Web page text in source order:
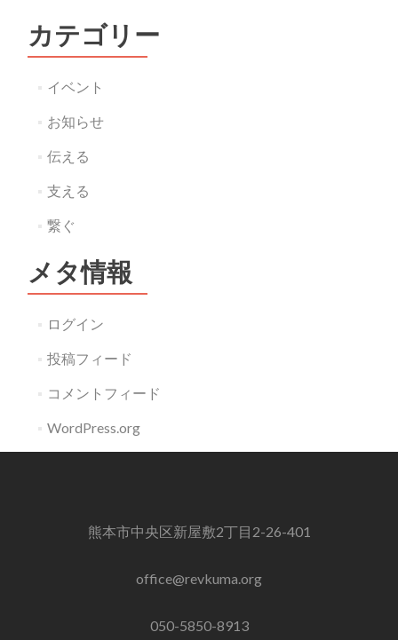
カテゴリー
イベント
お知らせ
伝える
支える
繋ぐ
メタ情報
ログイン
投稿フィード
コメントフィード
WordPress.org
熊本市中央区新屋敷2丁目2-26-401
office@revkuma.org
050-5850-8913